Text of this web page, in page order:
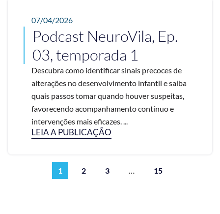
07/04/2026
Podcast NeuroVila, Ep.
03, temporada 1
Descubra como identificar sinais precoces de
alterações no desenvolvimento infantil e saiba
quais passos tomar quando houver suspeitas,
favorecendo acompanhamento contínuo e
intervenções mais eficazes. ...
LEIA A PUBLICAÇÃO
1 2 3 … 15